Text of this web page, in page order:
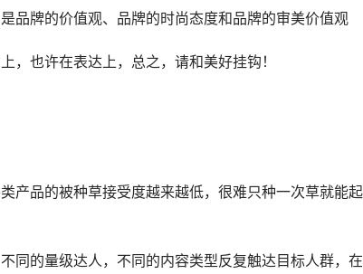
品牌的价值观、品牌的时尚态度和品牌的审美价值观
，也许在表达上，总之，请和美好挂钩！
产品的被种草接受度越来越低，很难只种一次草就能
同的量级达人，不同的内容类型反复触达目标人群，